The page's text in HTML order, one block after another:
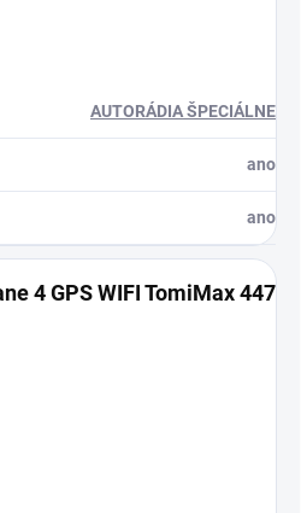
AUTORÁDIA ŠPECIÁLNE
ano
ano
4 GPS WIFI TomiMax 447